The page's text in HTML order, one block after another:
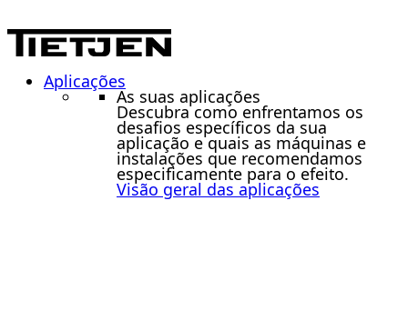
Aplicações
As suas aplicações
Descubra como enfrentamos os
desafios específicos da sua
aplicação e quais as máquinas e
instalações que recomendamos
especificamente para o efeito.
Visão geral das aplicações